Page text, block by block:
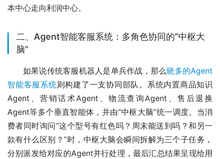
本中心走向利润中心。
二、Agent智能客服系统：多角色协同的“中枢大
脑”
如果说传统客服机器人是单兵作战，那么晓多的Agent
智能客服系统则构建了一支协同部队。系统内置商品知识
Agent、营销话术Agent、物流查询Agent、售后退换
Agent等多个垂直智能体，并由“中枢大脑”统一调度。当消
费者同时询问“这个型号有红色吗？周末能送到吗？和另一
款有什么区别？”时，中枢大脑会瞬间拆解为三个子任务，
分别派发给对应的Agent并行处理，最后汇总结果呈现给用